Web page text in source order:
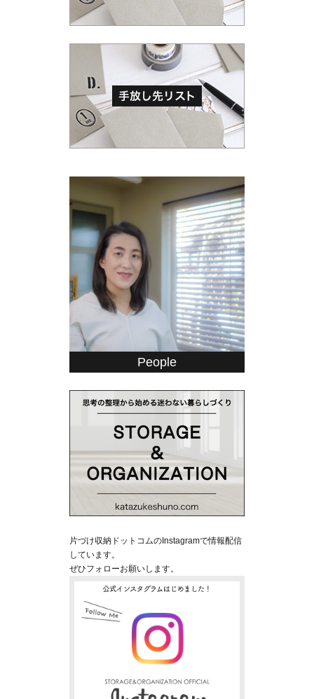
People
片づけ収納ドットコムのInstagramで情報配信
しています。
ぜひフォローお願いします。